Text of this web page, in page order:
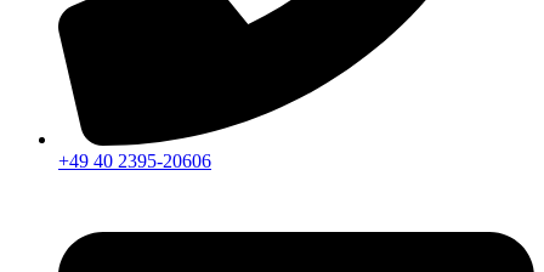
+49 40 2395-20606